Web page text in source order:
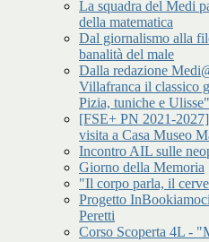
La squadra del Medi
della matematica
Dal giornalismo alla
banalità del male
Dalla redazione
Villafranca il classico
Pizia, tuniche e Ulisse"
[FSE+ PN 2021-
visita a Casa Museo
Incontro AIL sulle
Giorno della Memoria
"Il corpo parla, il
Progetto
Peretti
Corso Scoperta 4L -